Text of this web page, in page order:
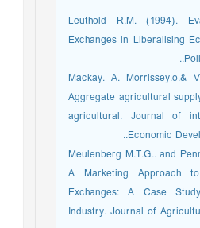
36. Leuthold R.M. (1994).
Exchanges in Liberalising
37. Mackay. A.
Aggregate agricultural
agricultural. Journal of
Economic
38. Meulenberg M.T.G.. and
A Marketing Approach
Exchanges: A Case
Industry. Journal of